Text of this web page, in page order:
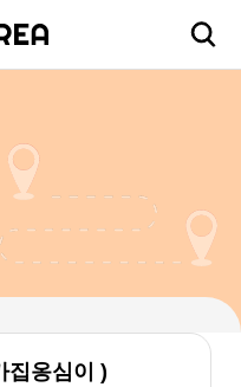
옹심이 )